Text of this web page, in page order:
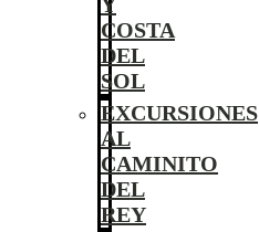
COSTA
DEL
SOL
EXCURSIONES
AL
CAMINITO
DEL
REY